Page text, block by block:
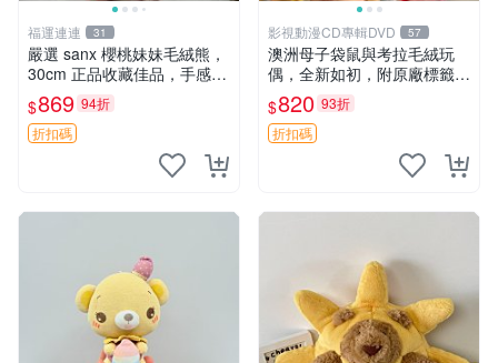
福運連連 31
嚴選 sanx 櫻桃妹妹毛絨熊，
30cm 正品收藏佳品，手感極
軟，適合贈送與收藏 櫻桃妹
妹、sanx、毛絨熊
$869 94折
折扣碼
影視動漫CD專輯DVD 57
澳洲母子袋鼠與考拉毛絨玩
偶，全新如初，附原廠標籤，
手感極軟，適合贈送親朋好
友。袋鼠與考拉正版，精緻尺
寸，適合作為收藏或家飾擺
設，增添暖意。 母子、袋
$820 93折
折扣碼